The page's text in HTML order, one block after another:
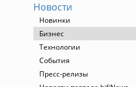
Новости
Новинки
Бизнес
Технологии
События
Пресс-релизы